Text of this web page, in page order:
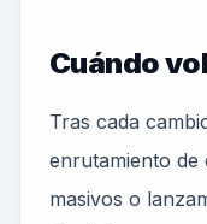
Cuándo
Tras cada
enrutamiento de
masivos o